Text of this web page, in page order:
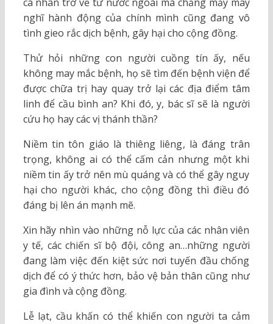
nghĩ hành động của chính mình cũng đang vô
tình gieo rắc dịch bệnh, gây hại cho cộng đồng.
Thử hỏi những con người cuồng tín ấy, nếu
không may mắc bệnh, họ sẽ tìm đến bệnh viện để
được chữa trị hay quay trở lại các địa điểm tâm
linh để cầu bình an? Khi đó, y, bác sĩ sẽ là người
cứu họ hay các vị thánh thần?
Niềm tin tôn giáo là thiêng liêng, là đáng trân
trọng, không ai có thể cấm cản nhưng một khi
niềm tin ấy trở nên mù quáng và có thể gây nguy
hại cho người khác, cho cộng đồng thì điều đó
đáng bị lên án mạnh mẽ.
Xin hãy nhìn vào những nỗ lực của các nhân viên
y tế, các chiến sĩ bộ đội, công an…những người
đang làm việc đến kiệt sức nơi tuyến đầu chống
dịch để có ý thức hơn, bảo vệ bản thân cũng như
gia đình và cộng đồng.
Lễ lạt, cầu khấn có thể khiến con người ta cảm